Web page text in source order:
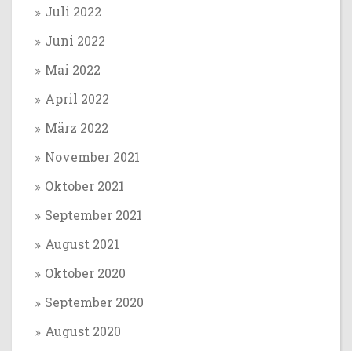
Juli 2022
Juni 2022
Mai 2022
April 2022
März 2022
November 2021
Oktober 2021
September 2021
August 2021
Oktober 2020
September 2020
August 2020